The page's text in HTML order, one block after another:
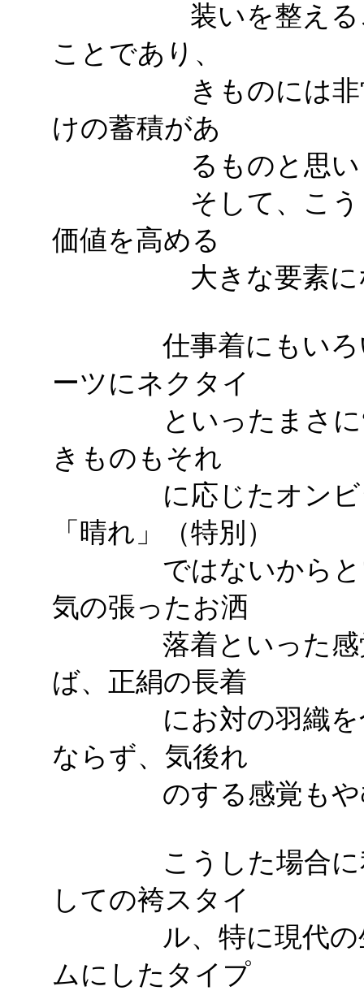
装いを整えること
ことであり、
きものには非常に
けの蓄積があ
るものと思い
そして、こうした
価値を高める
大きな要素にな
仕事着にもいろい
ーツにネクタイ
といったまさに“オ
きものもそれ
に応じたオンビジ
「晴れ」（特別）
ではないからとい
気の張ったお洒
落着といった感覚
ば、正絹の長着
にお対の羽織を合
ならず、気後れ
のする感覚もやむ
こうした場合に私
しての袴スタイ
ル、特に現代の生
ムにしたタイプ